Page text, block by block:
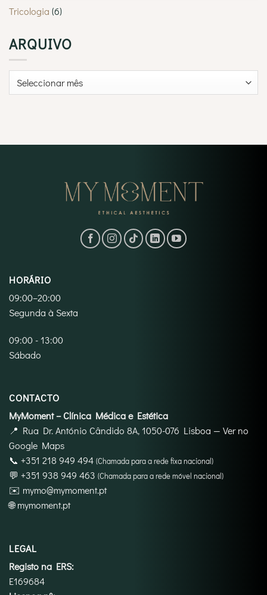
Tricologia (6)
ARQUIVO
Arquivo
HORÁRIO
09:00–20:00
Segunda à Sexta
09:00 - 13:00
Sábado
CONTACTO
MyMoment – Clínica Médica e Estética
📍 Rua Dr. António Cândido 8A, 1050-076 Lisboa — Ver no
Google Maps
📞 +351 218 949 494 (Chamada para a rede fixa nacional)
💬 +351 938 949 463 (Chamada para a rede móvel nacional)
✉️ mymo@mymoment.pt
🌐mymoment.pt
LEGAL
Registo na ERS:
E169684